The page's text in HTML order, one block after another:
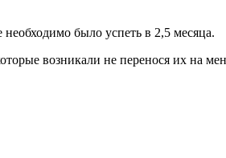
было успеть в 2,5 месяца.
возникали не перенося их на